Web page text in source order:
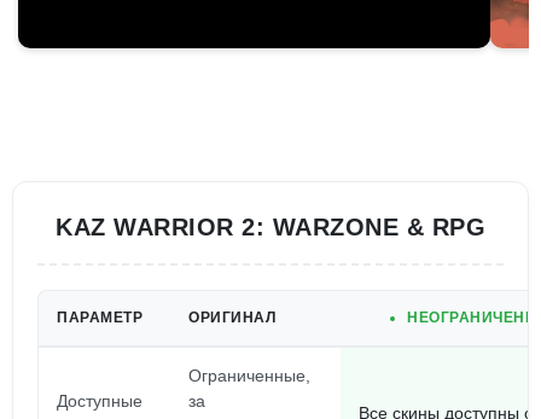
KAZ WARRIOR 2: WARZONE & RPG
ПАРАМЕТР ОРИГИНАЛ
Доступные
Ограниченные,
за
Все скины доступны